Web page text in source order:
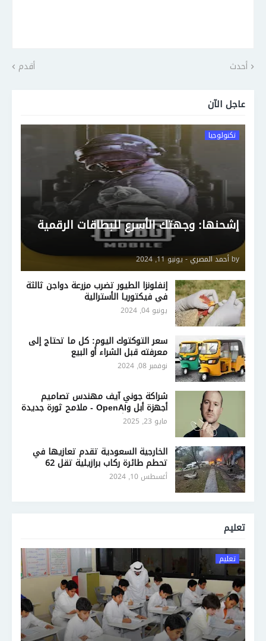
أحدث أقدم
عاجل الآن
تكنولوجيا
إشحنها: وجهتك الأسرع للبطاقات الرقمية
byأحمد المصري-يونيو 11, 2024
إنفلونزا الطيور تضرب مزرعة دواجن ثالثة
في فيكتوريا الأسترالية
يونيو 04, 2024
سعر التوكتوك اليوم: كل ما تحتاج إلى
معرفته قبل الشراء أو البيع
نوفمبر 08, 2024
شراكة جوني آيف مهندس تصاميم
أجهزة أبل وOpenAI - ملامح ثورة جديدة
في تصميم أجهزة الذكاء الاصطناعي
مايو 23, 2025
الخارجية السعودية تقدم تعازيها في
تحطم طائرة ركاب برازيلية تقل 62
شخصًا
أغسطس 10, 2024
تعليم
تعليم